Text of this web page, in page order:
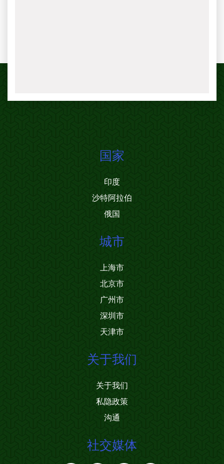
国家
印度
沙特阿拉伯
俄国
城市
上海市
北京市
广州市
深圳市
天津市
关于我们
关于我们
私隐政策
沟通
社交媒体